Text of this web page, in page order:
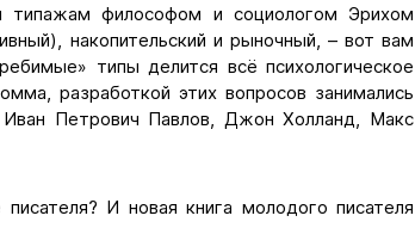
типажам философом и социологом Эрихом
накопительский и рыночный, – вот вам
типы делится всё психологическое
разработкой этих вопросов занимались
Петрович Павлов, Джон Холланд, Макс
И новая книга молодого писателя